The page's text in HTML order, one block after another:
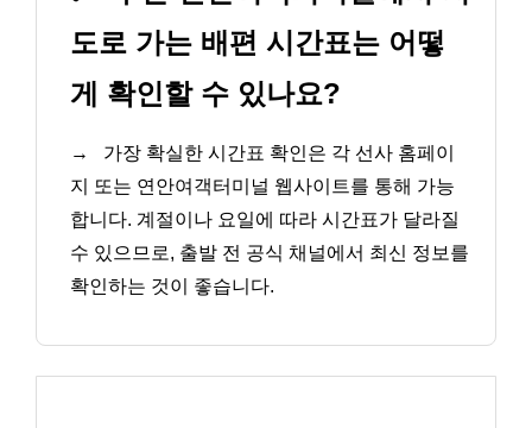
도로 가는 배편 시간표는 어떻
게 확인할 수 있나요?
→
가장 확실한 시간표 확인은 각 선사 홈페이
지 또는 연안여객터미널 웹사이트를 통해 가능
합니다. 계절이나 요일에 따라 시간표가 달라질
수 있으므로, 출발 전 공식 채널에서 최신 정보를
확인하는 것이 좋습니다.